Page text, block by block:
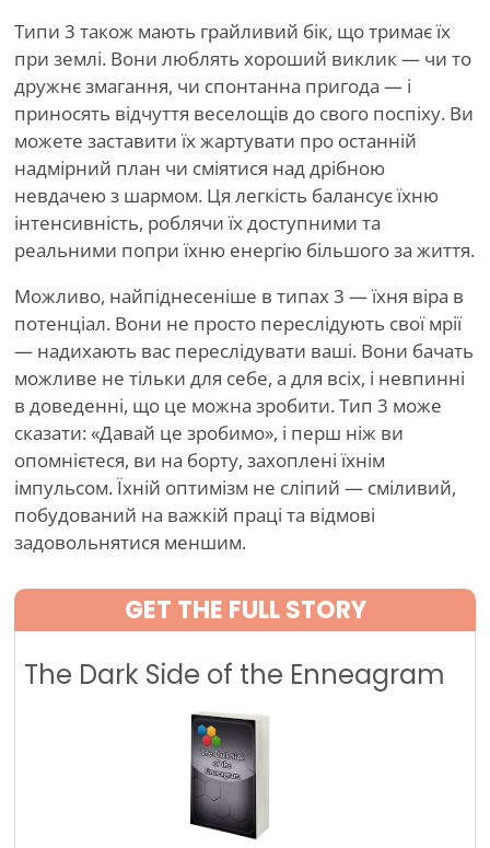
Типи 3 також мають грайливий бік, що тримає їх
при землі. Вони люблять хороший виклик — чи то
дружнє змагання, чи спонтанна пригода — і
приносять відчуття веселощів до свого поспіху. Ви
можете заставити їх жартувати про останній
надмірний план чи сміятися над дрібною
невдачею з шармом. Ця легкість балансує їхню
інтенсивність, роблячи їх доступними та
реальними попри їхню енергію більшого за життя.
Можливо, найпіднесеніше в типах 3 — їхня віра в
потенціал. Вони не просто переслідують свої мрії
— надихають вас переслідувати ваші. Вони бачать
можливе не тільки для себе, а для всіх, і невпинні
в доведенні, що це можна зробити. Тип 3 може
сказати: «Давай це зробимо», і перш ніж ви
опомнієтеся, ви на борту, захоплені їхнім
імпульсом. Їхній оптимізм не сліпий — сміливий,
побудований на важкій праці та відмові
задовольнятися меншим.
GET THE FULL STORY
The Dark Side of the Enneagram